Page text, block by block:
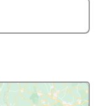
onze
zijn namelijk
succes
enkele gast
langer je